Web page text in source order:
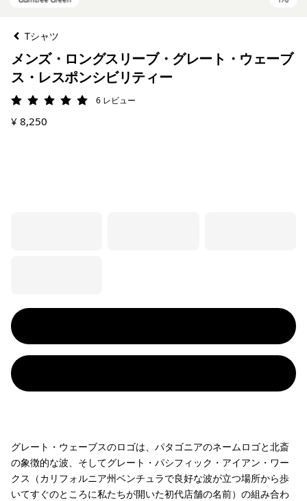
Tシャツ
メンズ・ロングスリーブ・グレート・ウェーブ
ス・レスポンシビリティー
評価: 5 / 5 6 レビュー
¥ 8,250
グレート・ウェーブスのロゴは、パタゴニアのネームロゴと北斎
の象徴的な波、そしてグレート・パシフィック・アイアン・ワー
クス（カリフォルニア州ベンチュラで良好な波が立つ場所から歩
いてすぐのところに私たちが開いた初代店舗の名前）の組み合わ